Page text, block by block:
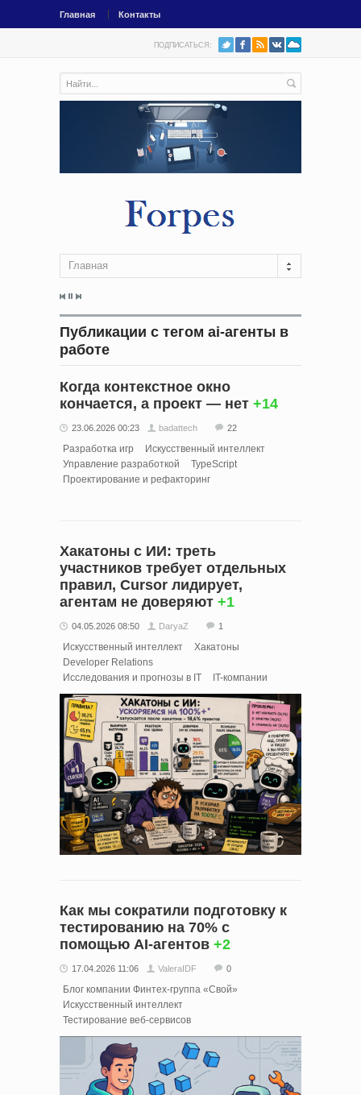
Главная Контакты
ПОДПИСАТЬСЯ:
Главная
Публикации с тегом ai-агенты в
работе
Когда контекстное окно
кончается, а проект — нет +14
23.06.2026 00:23 badattech 22
Разработка игр
Искусственный интеллект
Управление разработкой
TypeScript
Проектирование и рефакторинг
Хакатоны с ИИ: треть
участников требует отдельных
правил, Cursor лидирует,
агентам не доверяют +1
04.05.2026 08:50 DaryaZ 1
Искусственный интеллект
Хакатоны
Developer Relations
Исследования и прогнозы в IT
IT-компании
Как мы сократили подготовку к
тестированию на 70% с
помощью AI-агентов +2
17.04.2026 11:06 ValeraIDF 0
Блог компании Финтех-группа «Свой»
Искусственный интеллект
Тестирование веб-сервисов